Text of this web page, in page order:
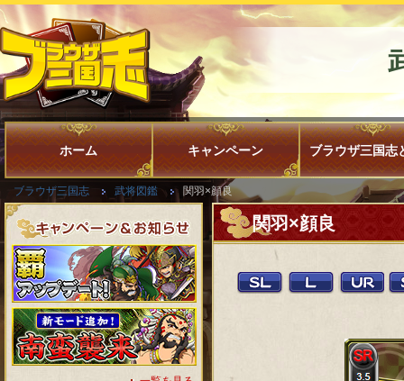
ホーム キャンペーン ブラウザ三国志
ブラウザ三国志 武将図鑑 関羽×顔良
関羽×顔良